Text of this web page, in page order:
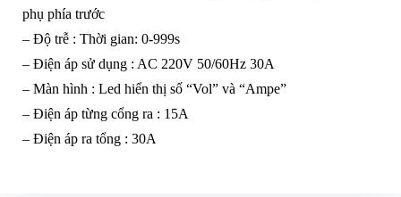
phụ phía trước
– Độ trễ : Thời gian: 0-999s
– Điện áp sử dụng : AC 220V 50/60Hz 30A
– Màn hình : Led hiển thị số “Vol” và “Ampe”
– Điện áp từng cổng ra : 15A
– Điện áp ra tổng : 30A